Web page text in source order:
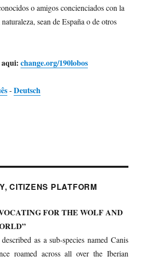
o amigos concienciados con la
sean de España o de otros
aqui:change.org/190lobos
-Deutsch
CITIZENS PLATFORM
FOR THE WOLF AND
as a sub-species named Canis
roamed across all over the Iberian